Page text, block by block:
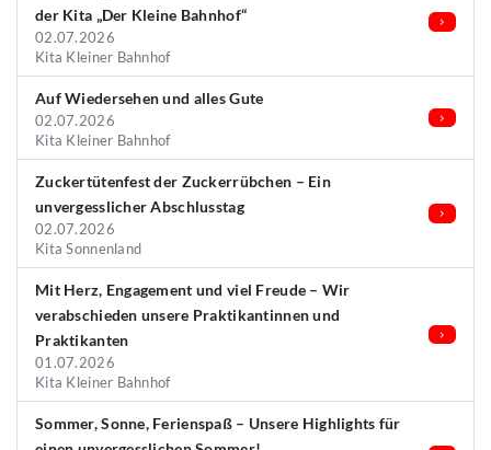
der Kita „Der Kleine Bahnhof“
02.07.2026
Kita Kleiner Bahnhof
Auf Wiedersehen und alles Gute
02.07.2026
Kita Kleiner Bahnhof
Zuckertütenfest der Zuckerrübchen – Ein
unvergesslicher Abschlusstag
02.07.2026
Kita Sonnenland
Mit Herz, Engagement und viel Freude – Wir
verabschieden unsere Praktikantinnen und
Praktikanten
01.07.2026
Kita Kleiner Bahnhof
Sommer, Sonne, Ferienspaß – Unsere Highlights für